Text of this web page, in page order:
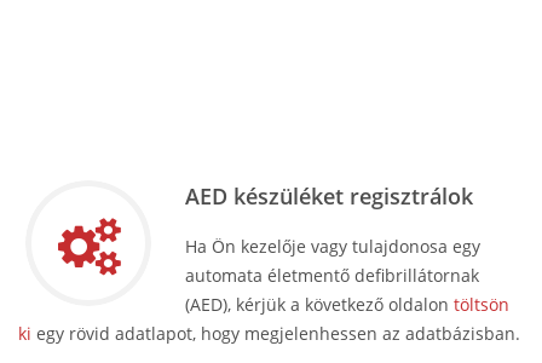
AED készüléket regisztrálok
Ha Ön kezelője vagy tulajdonosa egy
automata életmentő defibrillátornak
(AED), kérjük a következő oldalon töltsön
ki egy rövid adatlapot, hogy megjelenhessen az adatbázisban.